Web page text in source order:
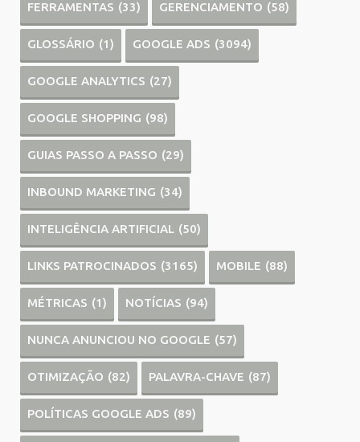
FERRAMENTAS (33) GERENCIAMENTO (58)
GLOSSÁRIO (1) GOOGLE ADS (3094)
GOOGLE ANALYTICS (27)
GOOGLE SHOPPING (98)
GUIAS PASSO A PASSO (29)
INBOUND MARKETING (34)
INTELIGÊNCIA ARTIFICIAL (50)
LINKS PATROCINADOS (3165) MOBILE (88)
MÉTRICAS (1) NOTÍCIAS (94)
NUNCA ANUNCIOU NO GOOGLE (57)
OTIMIZAÇÃO (82) PALAVRA-CHAVE (87)
POLÍTICAS GOOGLE ADS (89)